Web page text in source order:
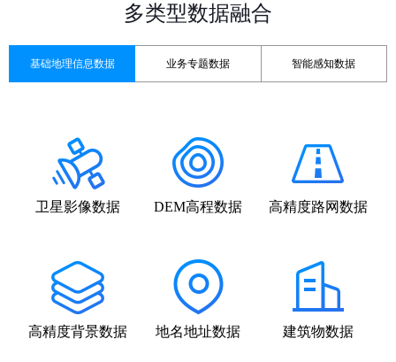
多类型数据融合
基础地理信息数据 业务专题数据 智能感知数据
卫星影像数据 DEM高程数据 高精度路网数据
高精度背景数据 地名地址数据 建筑物数据